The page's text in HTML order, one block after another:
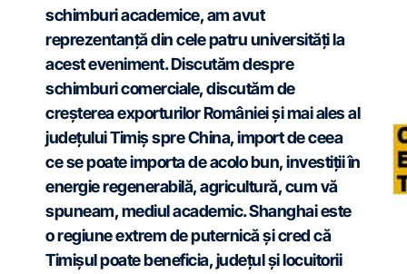
schimburi academice, am avut
reprezentanță din cele patru universități la
acest eveniment. Discutăm despre
schimburi comerciale, discutăm de
creșterea exporturilor României și mai ales al
județului Timiș spre China, import de ceea
ce se poate importa de acolo bun, investiții în
energie regenerabilă, agricultură, cum vă
spuneam, mediul academic. Shanghai este
o regiune extrem de puternică și cred că
Timișul poate beneficia, județul și locuitorii